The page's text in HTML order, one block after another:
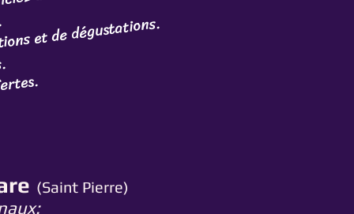
et de dégustations.
(Saint Pierre)